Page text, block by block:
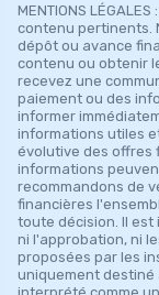
MENTIONS
contenu pertinents.
dépôt ou avance
contenu ou obtenir
recevez une
paiement ou des
informer
informations utiles
évolutive des offres
informations
recommandons de
financières
toute décision. Il
ni l'approbation, ni
proposées par les
uniquement destiné